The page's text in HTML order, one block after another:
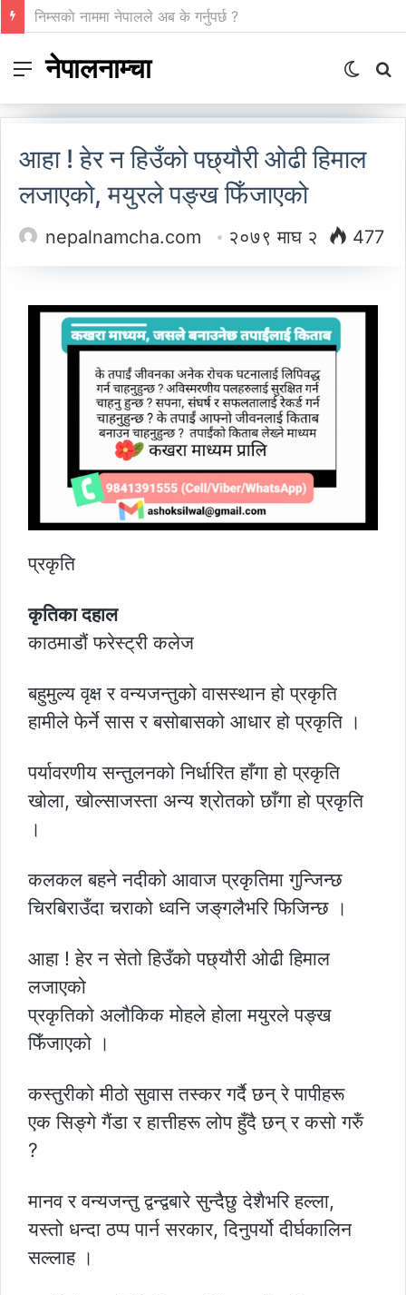
गाउँ पर्यटन प्रवर्द्धन मञ्च-नेपालकाे गण्डकी प्रदेशमा नयाँ नेतृत्व
Menu
नेपालनाम्चा
Switch
आहा ! हेर न हिउँको पछ्‌यौरी ओढी हिमाल
लजाएको, मयुरले पङ्ख फिँजाएको
nepalnamcha.com २०७९ माघ २ 477
प्रकृति
कृतिका दहाल
काठमाडौं फरेस्ट्री कलेज
बहुमुल्य वृक्ष र वन्यजन्तुको वासस्थान हो प्रकृति
हामीले फेर्ने सास र बसोबासको आधार हो प्रकृति ।
पर्यावरणीय सन्तुलनको निर्धारित हाँगा हो प्रकृति
खोला, खोल्साजस्ता अन्य श्रोतको छाँगा हो प्रकृति
।
कलकल बहने नदीको आवाज प्रकृतिमा गुन्जिन्छ
चिरबिराउँदा चराको ध्वनि जङ्‌गलैभरि फिजिन्छ ।
आहा ! हेर न सेतो हिउँको पछ्‌यौरी ओढी हिमाल
लजाएको
प्रकृतिको अलौकिक मोहले होला मयुरले पङ्ख
फिँजाएको ।
कस्तुरीको मीठो सुवास तस्कर गर्दै छन् रे पापीहरू
एक सिङ्गे गैंडा र हात्तीहरू लोप हुँदै छन् र कसो गरुँ
?
मानव र वन्यजन्तु द्वन्द्वबारे सुन्दैछु देशैभरि हल्ला,
यस्तो धन्दा ठप्प पार्न सरकार, दिनुपर्यो दीर्घकालिन
सल्लाह ।